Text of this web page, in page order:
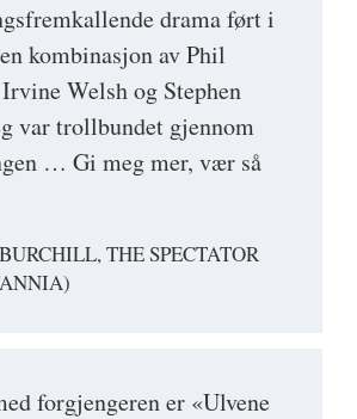
drama ført i
kombinasjon av Phil
Welsh og Stephen
var trollbundet gjennom
… Gi meg mer, vær så
THE SPECTATOR
forgjengeren er «Ulvene